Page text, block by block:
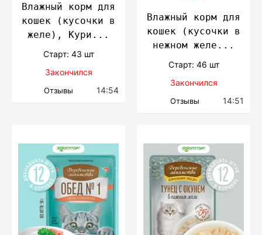
Влажный корм для
кошек (кусочки в
желе), Кури...
Cтарт: 43 шт
Закончился
Отзывы 14:54
Влажный корм для
кошек (кусочки в
нежном желе...
Cтарт: 46 шт
Закончился
Отзывы 14:51